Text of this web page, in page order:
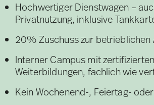
Hochwertiger Dienstwagen –
Privatnutzung, inklusive
20% Zuschuss zur
Interner Campus mit zertifizierten
Weiterbildungen, fachlich wie
Kein Wochenend-, Feiertag-